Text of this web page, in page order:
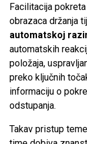
Facilitacija
obrazaca držanja
automatskoj
automatskih
položaja,
preko ključnih
informaciju o
odstupanja.
Takav pristup